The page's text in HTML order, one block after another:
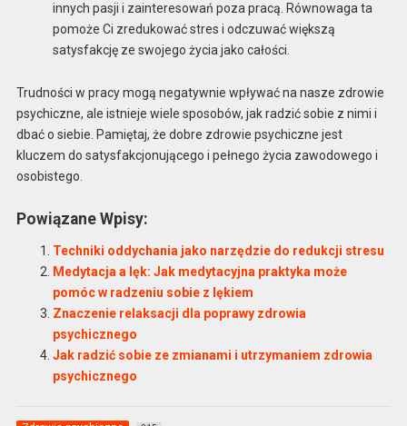
innych pasji i zainteresowań poza pracą. Równowaga ta
pomoże Ci zredukować stres i odczuwać większą
satysfakcję ze swojego życia jako całości.
Trudności w pracy mogą negatywnie wpływać na nasze zdrowie
psychiczne, ale istnieje wiele sposobów, jak radzić sobie z nimi i
dbać o siebie. Pamiętaj, że dobre zdrowie psychiczne jest
kluczem do satysfakcjonującego i pełnego życia zawodowego i
osobistego.
Powiązane Wpisy:
Techniki oddychania jako narzędzie do redukcji stresu
Medytacja a lęk: Jak medytacyjna praktyka może
pomóc w radzeniu sobie z lękiem
Znaczenie relaksacji dla poprawy zdrowia
psychicznego
Jak radzić sobie ze zmianami i utrzymaniem zdrowia
psychicznego